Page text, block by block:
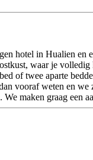
hotel in Hualien
waar je
of twee aparte
vooraf weten en
maken graag een